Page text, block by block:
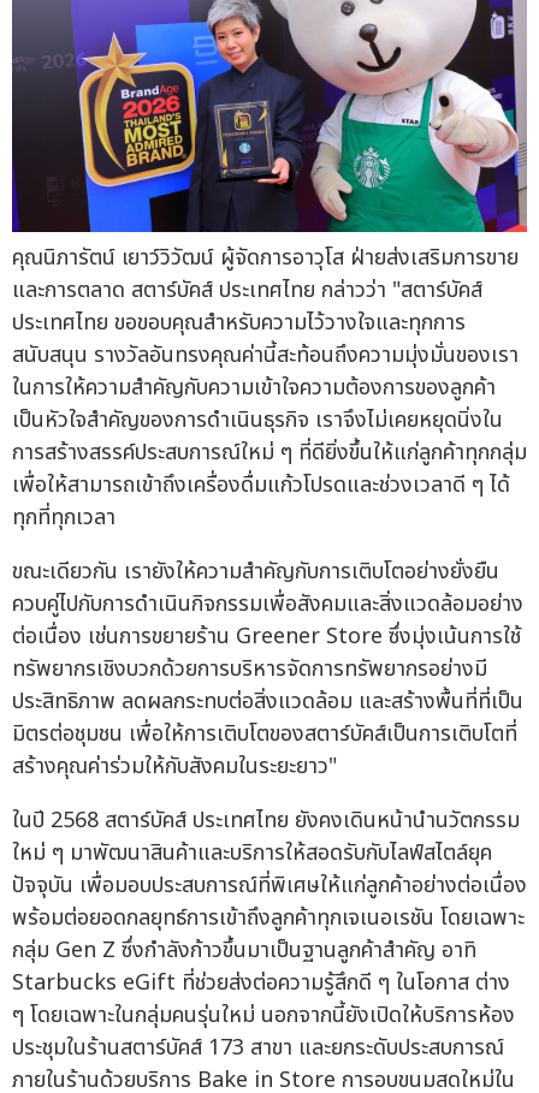
คุณนิภารัตน์ เยาว์วิวัฒน์ ผู้จัดการอาวุโส ฝ่ายส่งเสริมการขาย
และการตลาด สตาร์บัคส์ ประเทศไทย กล่าวว่า "สตาร์บัคส์
ประเทศไทย ขอขอบคุณสำหรับความไว้วางใจและทุกการ
สนับสนุน รางวัลอันทรงคุณค่านี้สะท้อนถึงความมุ่งมั่นของเรา
ในการให้ความสำคัญกับความเข้าใจความต้องการของลูกค้า
เป็นหัวใจสำคัญของการดำเนินธุรกิจ เราจึงไม่เคยหยุดนิ่งใน
การสร้างสรรค์ประสบการณ์ใหม่ ๆ ที่ดียิ่งขึ้นให้แก่ลูกค้าทุกกลุ่ม
เพื่อให้สามารถเข้าถึงเครื่องดื่มแก้วโปรดและช่วงเวลาดี ๆ ได้
ทุกที่ทุกเวลา
ขณะเดียวกัน เรายังให้ความสำคัญกับการเติบโตอย่างยั่งยืน
ควบคู่ไปกับการดำเนินกิจกรรมเพื่อสังคมและสิ่งแวดล้อมอย่าง
ต่อเนื่อง เช่นการขยายร้าน Greener Store ซึ่งมุ่งเน้นการใช้
ทรัพยากรเชิงบวกด้วยการบริหารจัดการทรัพยากรอย่างมี
ประสิทธิภาพ ลดผลกระทบต่อสิ่งแวดล้อม และสร้างพื้นที่ที่เป็น
มิตรต่อชุมชน เพื่อให้การเติบโตของสตาร์บัคส์เป็นการเติบโตที่
สร้างคุณค่าร่วมให้กับสังคมในระยะยาว"
ในปี 2568 สตาร์บัคส์ ประเทศไทย ยังคงเดินหน้านำนวัตกรรม
ใหม่ ๆ มาพัฒนาสินค้าและบริการให้สอดรับกับไลฟ์สไตล์ยุค
ปัจจุบัน เพื่อมอบประสบการณ์ที่พิเศษให้แก่ลูกค้าอย่างต่อเนื่อง
พร้อมต่อยอดกลยุทธ์การเข้าถึงลูกค้าทุกเจเนอเรชัน โดยเฉพาะ
กลุ่ม Gen Z ซึ่งกำลังก้าวขึ้นมาเป็นฐานลูกค้าสำคัญ อาทิ
Starbucks eGift ที่ช่วยส่งต่อความรู้สึกดี ๆ ในโอกาส ต่าง
ๆ โดยเฉพาะในกลุ่มคนรุ่นใหม่ นอกจากนี้ยังเปิดให้บริการห้อง
ประชุมในร้านสตาร์บัคส์ 173 สาขา และยกระดับประสบการณ์
ภายในร้านด้วยบริการ Bake in Store การอบขนมสดใหม่ใน